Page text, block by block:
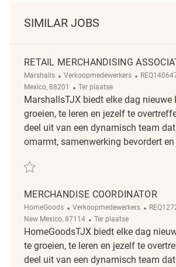
SIMILAR JOBS
RETAIL MERCHANDISING
Marshalls Categorie
Verkoopmedewerkers ReqId
Mexico, 88201
Afgelegen
Ter plaatse
MarshallsTJX biedt elke dag nieuwe
groeien, te leren en jezelf te
deel uit van een dynamisch team
omarmt, samenwerking bevordert
Redden Retail Merchandising Associate
MERCHANDISE COORDINATOR
HomeGoods Categorie
Verkoopmedewerkers ReqId
New Mexico, 87114
Afgelegen
Ter plaatse
HomeGoodsTJX biedt elke dag
te groeien, te leren en jezelf te
deel uit van een dynamisch team